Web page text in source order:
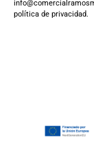
política de privacidad.